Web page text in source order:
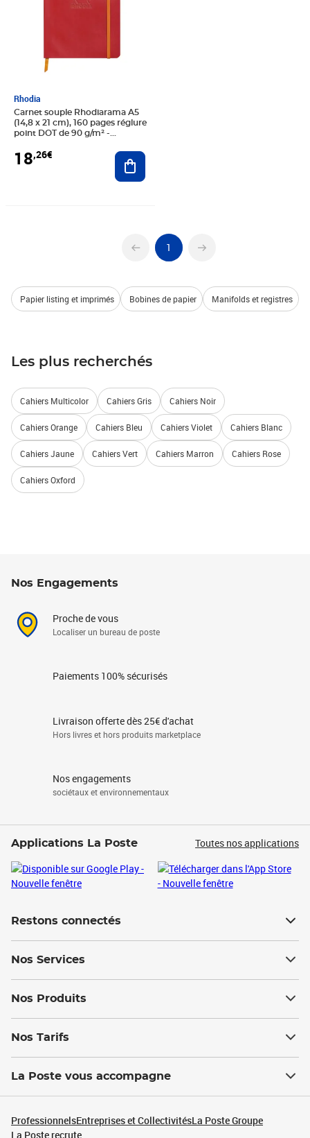
Rhodia
Carnet souple Rhodiarama A5
(14,8 x 21 cm), 160 pages réglure
point DOT de 90 g/m² -
18,26€ Ajouter au panier
1
Papier listing et imprimés Bobines de papier Manifolds et registres
Les plus recherchés
Cahiers Multicolor Cahiers Gris Cahiers Noir
Cahiers Orange Cahiers Bleu Cahiers Violet Cahiers Blanc
Cahiers Jaune Cahiers Vert Cahiers Marron Cahiers Rose
Cahiers Oxford
Nos Engagements
Proche de vous
Localiser un bureau de poste
Paiements 100% sécurisés
Livraison offerte dès 25€ d'achat
Hors livres et hors produits marketplace
Nos engagements
sociétaux et environnementaux
Applications La Poste Toutes nos applications
Restons connectés
Nos Services
Nos Produits
Nos Tarifs
La Poste vous accompagne
ProfessionnelsEntreprises et CollectivitésLa Poste Groupe